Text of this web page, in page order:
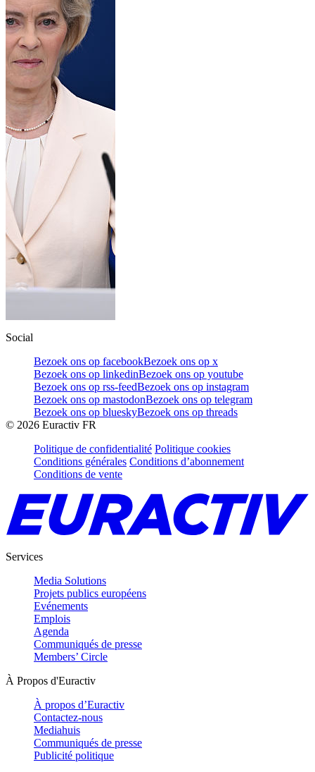
Social
Bezoek ons op facebookBezoek ons op x
Bezoek ons op linkedinBezoek ons op youtube
Bezoek ons op rss-feedBezoek ons op instagram
Bezoek ons op mastodonBezoek ons op telegram
Bezoek ons op blueskyBezoek ons op threads
© 2026 Euractiv FR
Politique de confidentialité Politique cookies
Conditions générales Conditions d’abonnement
Conditions de vente
Services
Media Solutions
Projets publics européens
Evénements
Emplois
Agenda
Communiqués de presse
Members’ Circle
À Propos d'Euractiv
À propos d’Euractiv
Contactez-nous
Mediahuis
Communiqués de presse
Publicité politique